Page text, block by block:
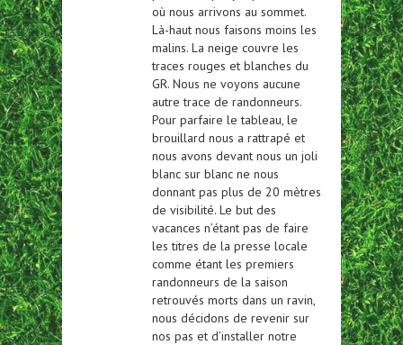
où nous arrivons au sommet.
Là-haut nous faisons moins les
malins. La neige couvre les
traces rouges et blanches du
GR. Nous ne voyons aucune
autre trace de randonneurs.
Pour parfaire le tableau, le
brouillard nous a rattrapé et
nous avons devant nous un joli
blanc sur blanc ne nous
donnant pas plus de 20 mètres
de visibilité. Le but des
vacances n’étant pas de faire
les titres de la presse locale
comme étant les premiers
randonneurs de la saison
retrouvés morts dans un ravin,
nous décidons de revenir sur
nos pas et d’installer notre